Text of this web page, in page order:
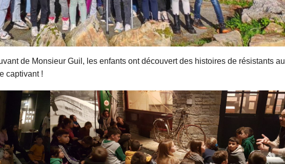
de Monsieur Guil, les enfants ont découvert des histoires de résistants au
captivant !